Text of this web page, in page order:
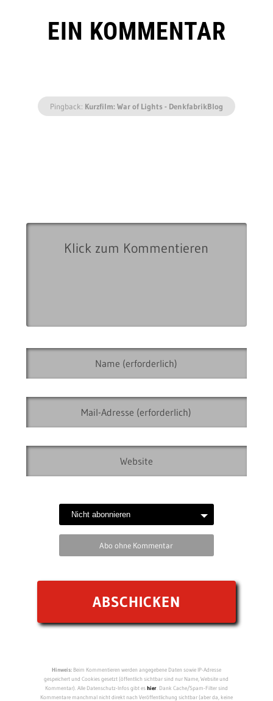
EIN KOMMENTAR
Pingback: Kurzfilm: War of Lights - DenkfabrikBlog
Abo ohne Kommentar
Hinweis:Beim Kommentieren werden angegebene Daten sowie IP-Adresse
gespeichert und Cookies gesetzt (öffentlich sichtbar sind nur Name, Website und
Kommentar). Alle Datenschutz-Infos gibt eshier. Dank Cache/Spam-Filter sind
Kommentare manchmal nicht direkt nach Veröffentlichung sichtbar (aber da, keine